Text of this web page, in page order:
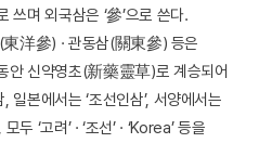
쓰며 외국삼은 ‘參’으로 쓴다.
洋參) · 관동삼(關東參) 등은
안 신약영초(新藥靈草)로 계승되어
일본에서는 ‘조선인삼’, 서양에서는
‘고려’ · ‘조선’ · ‘Korea’ 등을